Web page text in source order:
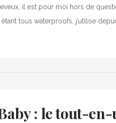
il est pour moi hors de
tous waterproofs, j’utilise
: le tout-